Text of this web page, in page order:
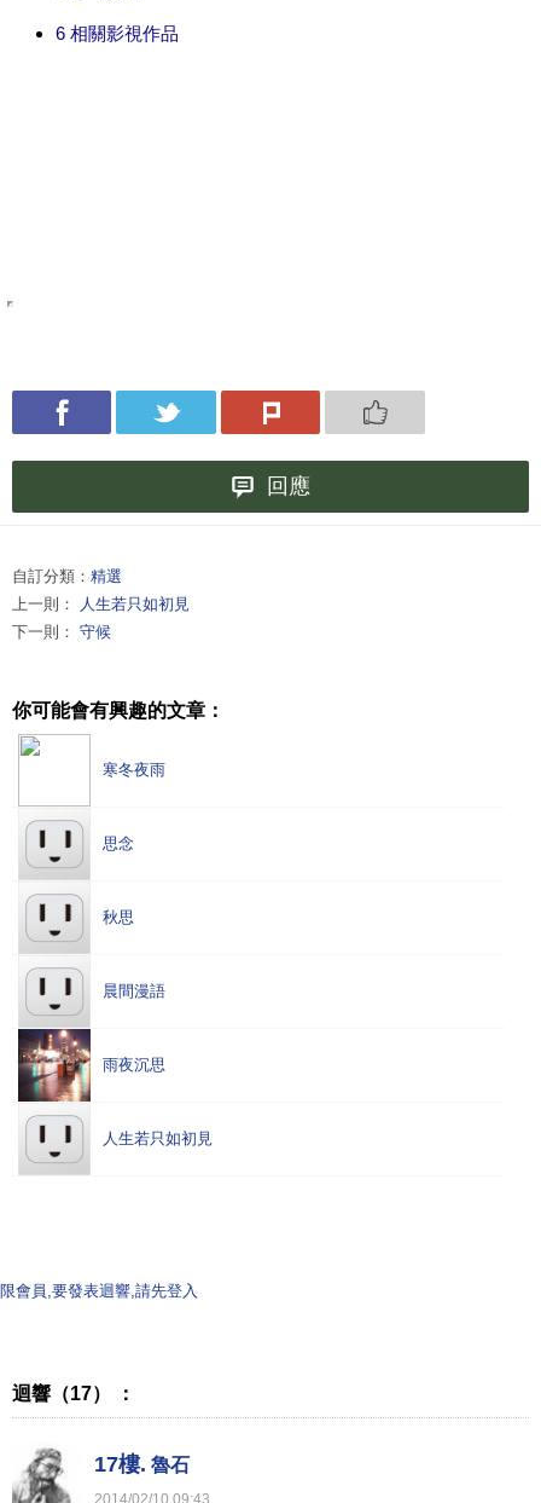
6 相關影視作品
回應
自訂分類： 精選
上一則：
人生若只如初見
下一則： 守候
你可能會有興趣的文章：
寒冬夜雨
思念
秋思
晨間漫語
雨夜沉思
人生若只如初見
限會員,要發表迴響,請先登入
迴響（17） ：
17樓. 魯石
2014/02/10 09:43